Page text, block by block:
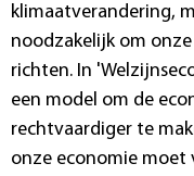
klimaatverandering,
noodzakelijk om
richten. In
een model om de
rechtvaardiger te
onze economie moet